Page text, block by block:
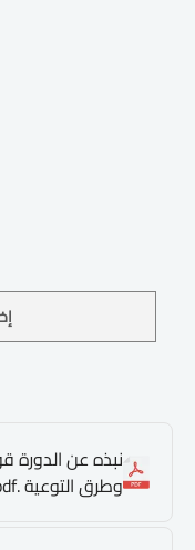
نبذه عن الدورة
وطرق التوعية .pdf